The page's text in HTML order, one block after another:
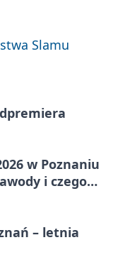
Slamu
w Poznaniu
i czego
– letnia